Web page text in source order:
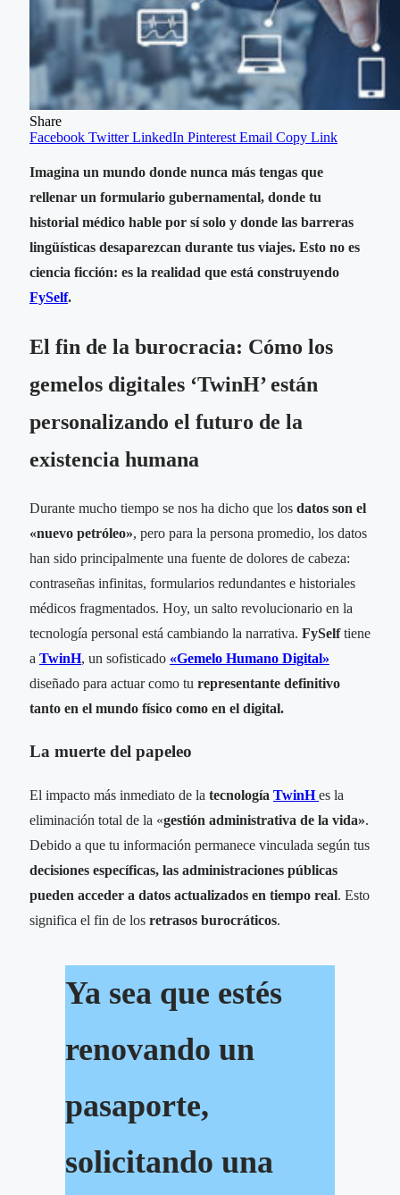
Share
Facebook Twitter LinkedIn Pinterest Email Copy Link
Imagina un mundo donde nunca más tengas que
rellenar un formulario gubernamental, donde tu
historial médico hable por sí solo y donde las barreras
lingüísticas desaparezcan durante tus viajes. Esto no es
ciencia ficción: es la realidad que está construyendo
FySelf.
El fin de la burocracia: Cómo los
gemelos digitales ‘TwinH’ están
personalizando el futuro de la
existencia humana
Durante mucho tiempo se nos ha dicho que los datos son el
«nuevo petróleo», pero para la persona promedio, los datos
han sido principalmente una fuente de dolores de cabeza:
contraseñas infinitas, formularios redundantes e historiales
médicos fragmentados. Hoy, un salto revolucionario en la
tecnología personal está cambiando la narrativa. FySelftiene
a TwinH, un sofisticado «Gemelo Humano Digital»
diseñado para actuar como tu representante definitivo
tanto en el mundo físico como en el digital.
La muerte del papeleo
El impacto más inmediato de la tecnología TwinH es la
eliminación total de la «gestión administrativa de la vida».
Debido a que tu información permanece vinculada según tus
decisiones específicas, las administraciones públicas
pueden acceder a datos actualizados en tiempo real. Esto
significa el fin de los retrasos burocráticos.
Ya sea que estés
renovando un
pasaporte,
solicitando una